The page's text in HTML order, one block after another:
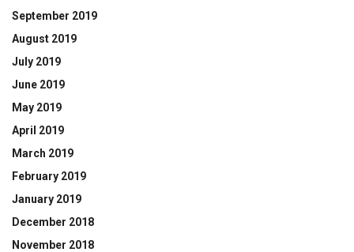
September 2019
August 2019
July 2019
June 2019
May 2019
April 2019
March 2019
February 2019
January 2019
December 2018
November 2018